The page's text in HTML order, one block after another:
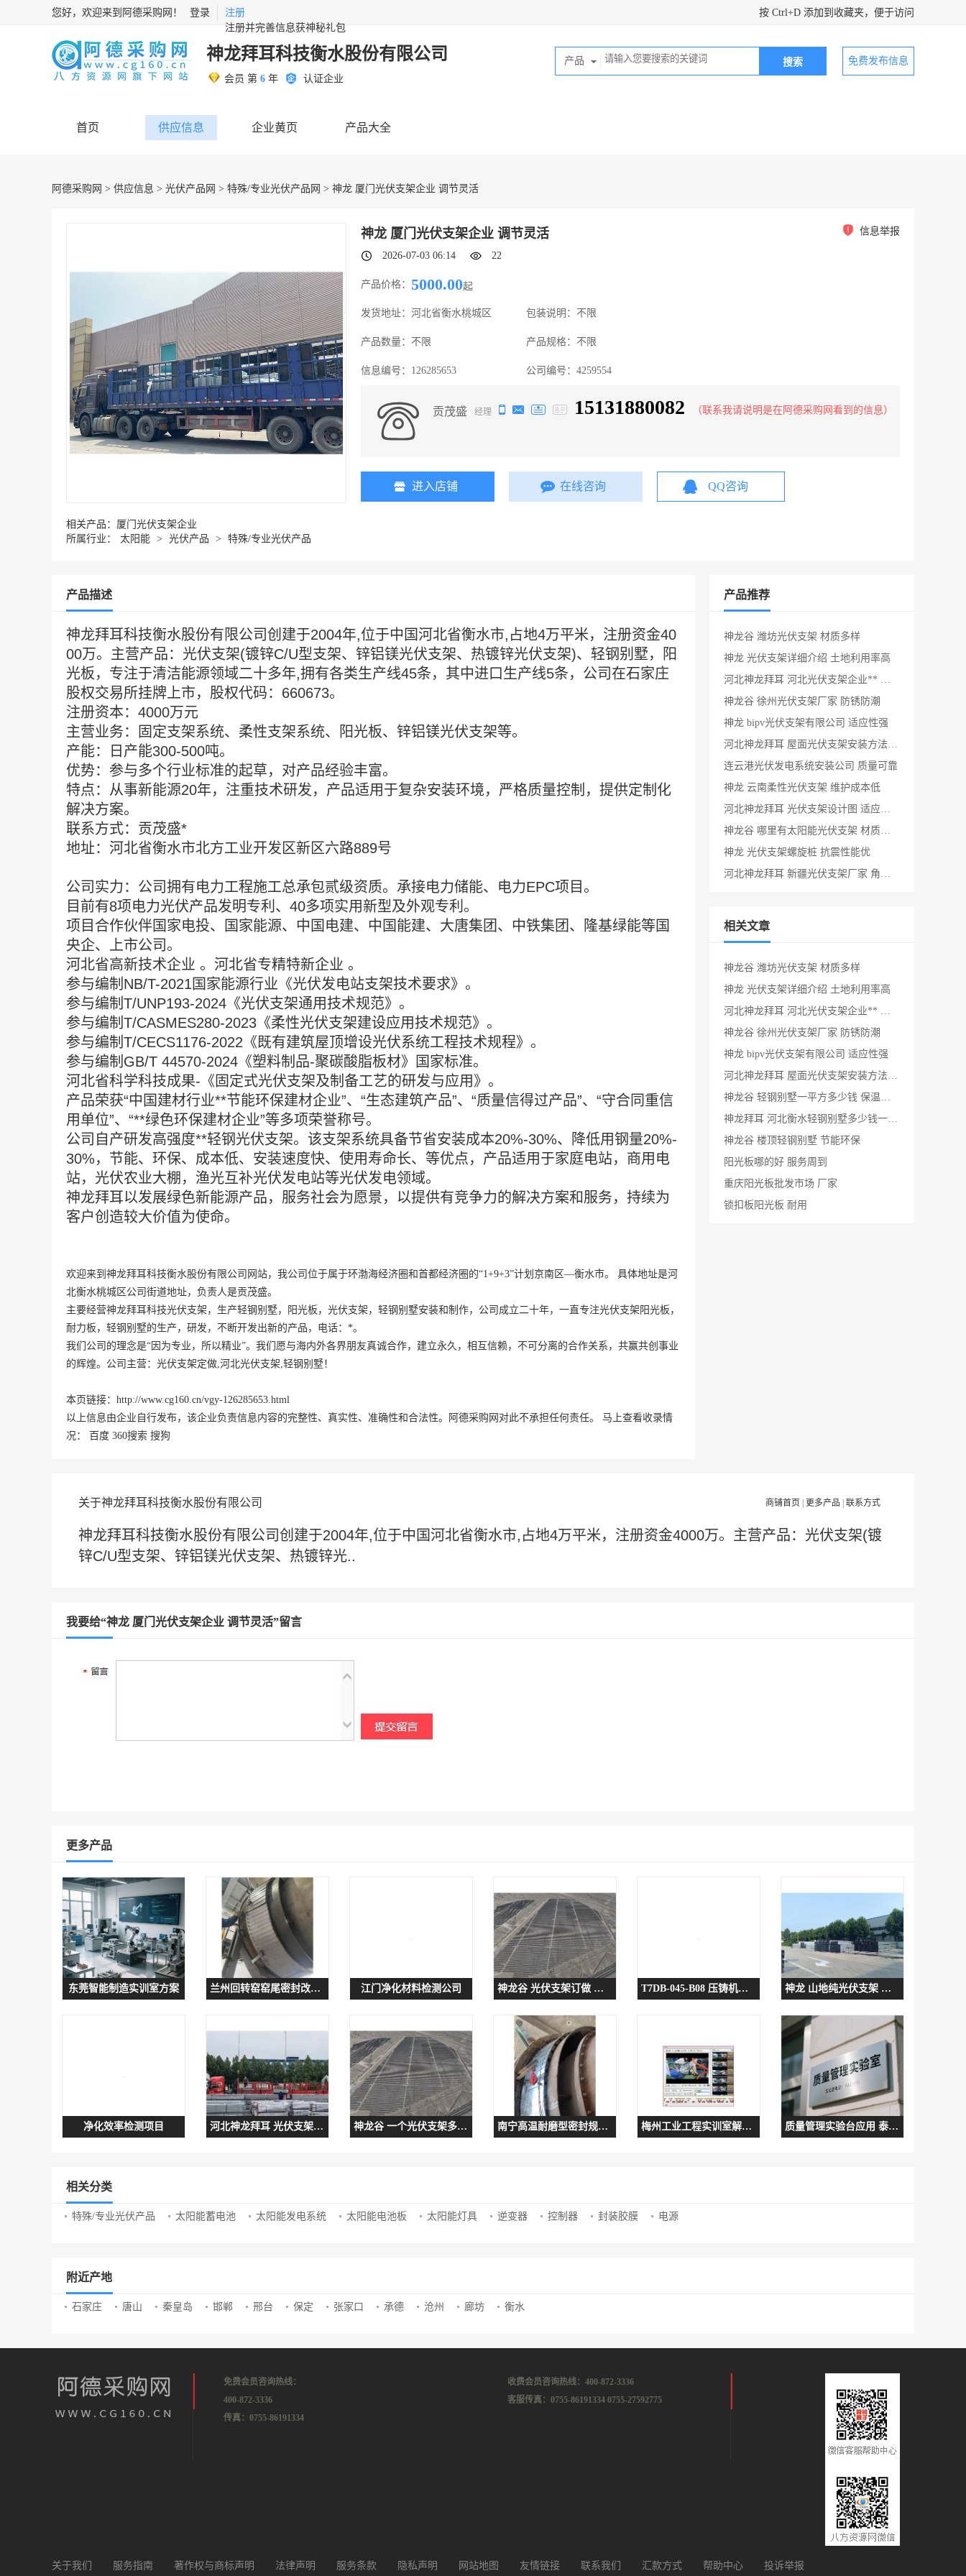
您好，欢迎来到阿德采购网！ 登录
注册
注册并完善信息获神秘礼包
按 Ctrl+D 添加到收藏夹，便于访问
神龙拜耳科技衡水股份有限公司
会员 第 6 年 认证企业
产品 免费发布信息
首页 供应信息 企业黄页 产品大全
阿德采购网 > 供应信息 > 光伏产品网 > 特殊/专业光伏产品网 > 神龙 厦门光伏支架企业 调节灵活
神龙 厦门光伏支架企业 调节灵活
2026-07-03 06:14 22
产品价格： 5000.00起
发货地址： 河北省衡水桃城区 包装说明： 不限
产品数量： 不限 产品规格： 不限
信息编号： 126285653 公司编号： 4259554
贡茂盛 经理 15131880082 （联系我请说明是在阿德采购网看到的信息）
进入店铺 在线咨询 QQ咨询
信息举报
相关产品： 厦门光伏支架企业
所属行业：
太阳能 > 光伏产品 > 特殊/专业光伏产品
产品描述
神龙拜耳科技衡水股份有限公司创建于2004年,位于中国河北省衡水市,占地4万平米，注册资金40
00万。主营产品：光伏支架(镀锌C/U型支架、锌铝镁光伏支架、热镀锌光伏支架)、轻钢别墅，阳
光板，专注于清洁能源领域二十多年,拥有各类生产线45条，其中进口生产线5条，公司在石家庄
股权交易所挂牌上市，股权代码：660673。
注册资本： 4000万元
主营业务：固定支架系统、柔性支架系统、阳光板、锌铝镁光伏支架等。
产能：日产能300-500吨。
优势：参与多个行业标准的起草，对产品经验丰富。
特点：从事新能源20年，注重技术研发，产品适用于复杂安装环境，严格质量控制，提供定制化
解决方案。
联系方式：贡茂盛*
地址：河北省衡水市北方工业开发区新区六路889号
公司实力：公司拥有电力工程施工总承包贰级资质。承接电力储能、电力EPC项目。
目前有8项电力光伏产品发明专利、40多项实用新型及外观专利。
项目合作伙伴国家电投、国家能源、中国电建、中国能建、大唐集团、中铁集团、隆基绿能等国
央企、上市公司。
河北省高新技术企业 。河北省专精特新企业 。
参与编制 NB/T-2021国家能源行业《光伏发电站支架技术要求》。
参与编制 T/UNP193-2024《光伏支架通用技术规范》。
参与编制 T/CASMES280-2023《柔性光伏支架建设应用技术规范》。
参与编制 T/CECS1176-2022《既有建筑屋顶增设光伏系统工程技术规程》。
参与编制 GB/T 44570-2024《塑料制品-聚碳酸脂板材》国家标准。
河北省科学科技成果-《固定式光伏支架及制备工艺的研发与应用》。
产品荣获“中国建材行业**节能环保建材企业”、“生态建筑产品”、“质量信得过产品”、“守合同重信
用单位”、“**绿色环保建材企业”等多项荣誉称号。
公司自产研发高强度**轻钢光伏支架。该支架系统具备节省安装成本20%-30%、降低用钢量20%-
30%，节能、环保、成本低、安装速度快、使用寿命长、等优点，产品适用于家庭电站，商用电
站，光伏农业大棚，渔光互补光伏发电站等光伏发电领域。
神龙拜耳以发展绿色新能源产品，服务社会为愿景，以提供有竞争力的解决方案和服务，持续为
客户创造较大价值为使命。
欢迎来到神龙拜耳科技衡水股份有限公司网站，我公司位于属于环渤海经济圈和首都经济圈的“1+9+3”计划京南区—衡水市。 具体地址是河
北衡水桃城区 公司街道地址，负责人是贡茂盛。
主要经营神龙拜耳科技光伏支架，生产轻钢别墅，阳光板，光伏支架，轻钢别墅安装和制作，公司成立二十年，一直专注光伏支架阳光板，
耐力板，轻钢别墅的生产，研发，不断开发出新的产品，电话：*。
我们公司的理念是“因为专业，所以精业”。我们愿与海内外各界朋友真诚合作，建立永久，相互信赖，不可分离的合作关系，共赢共创事业
的辉煌。公司主营：光伏支架定做,河北光伏支架,轻钢别墅！
本页链接： http://www.cg160.cn/vgy-126285653.html
以上信息由企业自行发布，该企业负责信息内容的完整性、真实性、准确性和合法性。阿德采购网对此不承担任何责任。
马上查看收录情
况：
百度 360搜索 搜狗
产品推荐
神龙谷 潍坊光伏支架 材质多样
神龙 光伏支架详细介绍 土地利用率高
河北神龙拜耳 河北光伏支架企业** 维护成本低
神龙谷 徐州光伏支架厂家 防锈防潮
神龙 bipv光伏支架有限公司 适应性强
河北神龙拜耳 屋面光伏支架安装方法 耐腐蚀性强
连云港光伏发电系统安装公司 质量可靠
神龙 云南柔性光伏支架 维护成本低
河北神龙拜耳 光伏支架设计图 适应性强
神龙谷 哪里有太阳能光伏支架 材质多样
神龙 光伏支架螺旋桩 抗震性能优
河北神龙拜耳 新疆光伏支架厂家 角度可调
相关文章
神龙谷 潍坊光伏支架 材质多样
神龙 光伏支架详细介绍 土地利用率高
河北神龙拜耳 河北光伏支架企业** 维护成本低
神龙谷 徐州光伏支架厂家 防锈防潮
神龙 bipv光伏支架有限公司 适应性强
河北神龙拜耳 屋面光伏支架安装方法 耐腐蚀性强
神龙谷 轻钢别墅一平方多少钱 保温隔热
神龙拜耳 河北衡水轻钢别墅多少钱一平方 防火阻燃
神龙谷 楼顶轻钢别墅 节能环保
阳光板哪的好 服务周到
重庆阳光板批发市场 厂家
锁扣板阳光板 耐用
关于神龙拜耳科技衡水股份有限公司 商铺首页 更多产品 联系方式
神龙拜耳科技衡水股份有限公司创建于2004年,位于中国河北省衡水市,占地4万平米，注册资金4000万。主营产品：光伏支架(镀
锌C/U型支架、锌铝镁光伏支架、热镀锌光..
我要给“神龙 厦门光伏支架企业 调节灵活”留言
更多产品
东莞智能制造实训室方案 兰州回转窑窑尾密封改造型号 易于维护和保养 江门净化材料检测公司 神龙谷 光伏支架订做 轻量化设计 T7DB-045-B08 压铸机油泵 质量好 神龙 山地纯光伏支架 结构稳固
净化效率检测项目 河北神龙拜耳 光伏支架基础拉拔试验 角度可调 神龙谷 一个光伏支架多少钱 防锈防潮 南宁高温耐磨型密封规格 耐磨损性能高 梅州工业工程实训室解决方案 基础工业工程软件 质量管理实验台应用 泰州质量管理实训 _京创智业
相关分类
特殊/专业光伏产品 太阳能蓄电池 太阳能发电系统 太阳能电池板 太阳能灯具 逆变器 控制器 封装胶膜 电源
附近产地
石家庄 唐山 秦皇岛 邯郸 邢台 保定 张家口 承德 沧州 廊坊 衡水
免费会员咨询热线：
400-872-3336
传真：0755-86191334
收费会员咨询热线：400-872-3336
客服传真：0755-86191334 0755-27592775
关于我们 服务指南 著作权与商标声明 法律声明 服务条款 隐私声明 网站地图 友情链接 联系我们 汇款方式 帮助中心 投诉举报